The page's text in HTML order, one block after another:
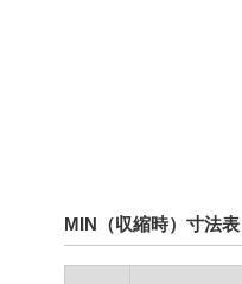
MIN（収縮時）寸法表